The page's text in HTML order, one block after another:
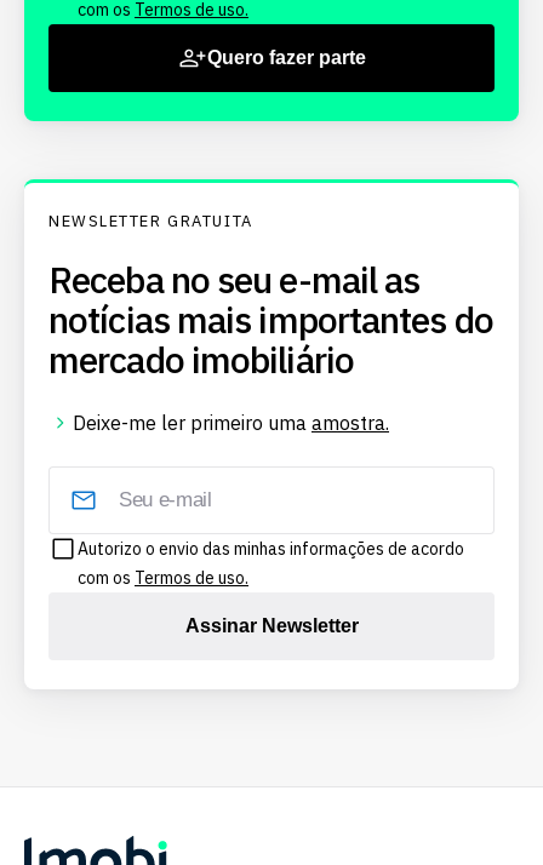
com os Termos de uso.
Quero fazer parte
NEWSLETTER GRATUITA
Receba no seu e-mail as
notícias mais importantes do
mercado imobiliário
Deixe-me ler primeiro uma amostra.
Autorizo o envio das minhas informações de acordo
com os Termos de uso.
Assinar Newsletter